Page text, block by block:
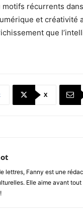
récurrents
et créativité
que
X
lettres, Fanny est une
Elle aime avant